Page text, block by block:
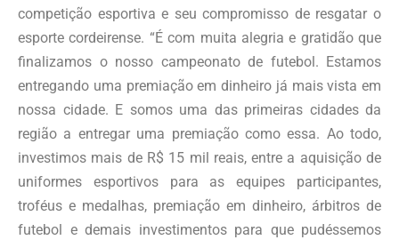
competição esportiva e seu compromisso de resgatar o
esporte cordeirense. “É com muita alegria e gratidão que
finalizamos o nosso campeonato de futebol. Estamos
entregando uma premiação em dinheiro já mais vista em
nossa cidade. E somos uma das primeiras cidades da
região a entregar uma premiação como essa. Ao todo,
investimos mais de R$ 15 mil reais, entre a aquisição de
uniformes esportivos para as equipes participantes,
troféus e medalhas, premiação em dinheiro, árbitros de
futebol e demais investimentos para que pudéssemos